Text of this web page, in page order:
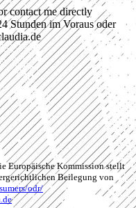
contact me directly
Stunden im Voraus oder
Europäische Kommission stellt
Beilegung von
odr/